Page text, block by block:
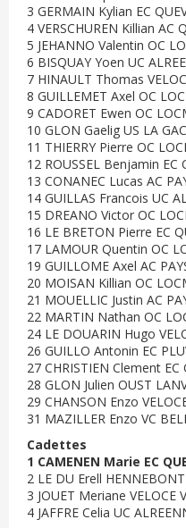
3 GERMAIN Kylian EC
4 VERSCHUREN Killian AC
5 JEHANNO Valentin OC
6 BISQUAY Yoen UC
7 HINAULT Thomas
8 GUILLEMET Axel OC
9 CADORET Ewen OC
10 GLON Gaelig US LA
11 THIERRY Pierre OC
12 ROUSSEL Benjamin EC
13 CONANEC Lucas AC
14 GUILLAS Francois UC
15 DREANO Victor OC
16 LE BRETON Pierre EC
17 LAMOUR Quentin OC
19 GUILLOME Axel AC
20 MOISAN Killian OC
21 MOUELLIC Justin AC
22 MARTIN Nathan OC
24 LE DOUARIN Hugo
26 GUILLO Antonin EC
27 CHRISTIEN Clement EC
28 GLON Julien OUST
29 CHANSON Enzo
31 MAZILLER Enzo VC
Cadettes
1 CAMENEN Marie EC
2 LE DU Erell
3 JOUET Meriane VELOCE
4 JAFFRE Celia UC